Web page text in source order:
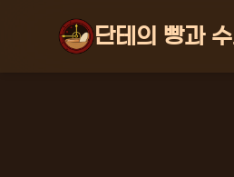
단테의 빵과